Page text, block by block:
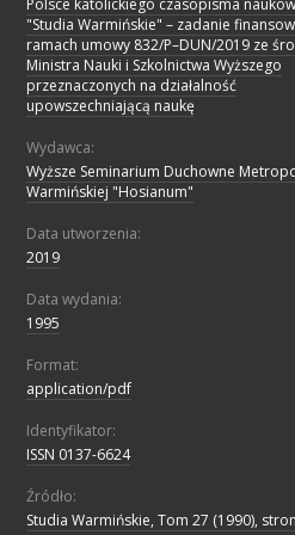
Polsce katolickiego czasopisma
"Studia Warmińskie" – zadanie
ramach umowy 832/P–DUN/2019 ze
Ministra Nauki i Szkolnictwa Wyższego
przeznaczonych na działalność
upowszechniającą naukę
Wydawca:
Wyższe Seminarium Duchowne
Warmińskiej "Hosianum"
Data utworzenia:
2019
Data wydania:
1995
Format:
application/pdf
Identyfikator:
ISSN 0137-6624
Źródło:
Studia Warmińskie, Tom 27 (1990),